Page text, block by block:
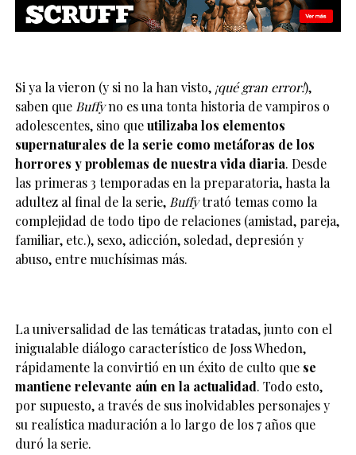
Si ya la vieron (y si no la han visto, ¡qué gran error!),
saben que Buffyno es una tonta historia de vampiros o
adolescentes, sino queutilizaba los elementos
supernaturales de la serie como metáforas de los
horrores y problemas de nuestra vida diaria. Desde
las primeras 3 temporadas en la preparatoria, hasta la
adultez al final de la serie, Buffytrató temas como la
complejidad de todo tipo de relaciones (amistad, pareja,
familiar, etc.), sexo, adicción, soledad, depresión y
abuso, entre muchísimas más.
La universalidad de las temáticas tratadas, junto con el
inigualable diálogo característico de Joss Whedon,
rápidamente la convirtió en un éxito de culto que se
mantiene relevante aún en la actualidad. Todo esto,
por supuesto, a través de sus inolvidables personajes y
su realística maduración a lo largo de los 7 años que
duró la serie.